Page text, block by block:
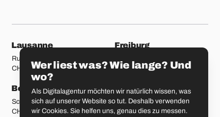
unsere Standorte
Lausanne
Rue Etraz 4
CH-1003 Lausanne
Freiburg
CH-1700 Freiburg
Bern
Schmiedenplatz 5
CH-3011 Bern
Basel
Sattelgasse 4
CH-4051 Basel
Wer liest was? Wie lange? Und
wo?
Als Digitalagentur möchten wir natürlich wissen, was
sich auf unserer Website so tut. Deshalb verwenden
wir Cookies. Sie helfen uns, genau dies zu messen.